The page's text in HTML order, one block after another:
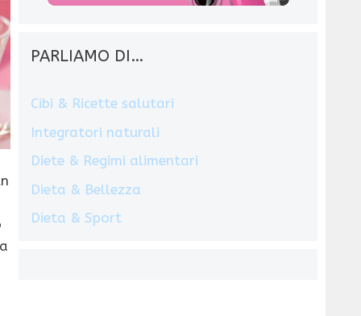
PARLIAMO DI…
Cibi & Ricette salutari
Integratori naturali
Diete & Regimi alimentari
Dieta & Bellezza
Dieta & Sport